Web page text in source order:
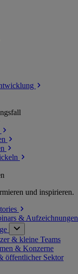
und inspirieren.
& Aufzeichnungen
& kleine Teams
& Konzerne
öffentlicher Sektor